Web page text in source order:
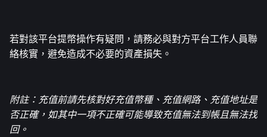
若對該平台提幣操作有疑問，請務必與對方平台工作人員聯
絡核實，避免造成不必要的資產損失。
附註：充值前請先核對好充值幣種、充值網路、充值地址是
否正確，如其中一項不正確可能導致充值無法到帳且無法找
回。